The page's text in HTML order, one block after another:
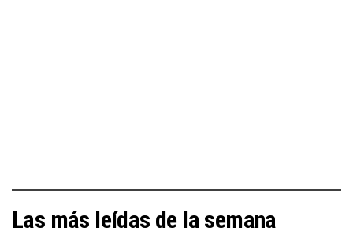
Las más leídas de la semana